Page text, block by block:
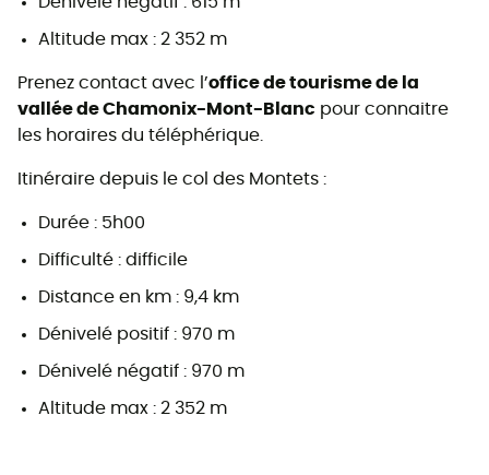
Altitude max : 2 352 m
Prenez contact avec l’office de tourisme de la
vallée de Chamonix-Mont-Blanc pour connaitre
les horaires du téléphérique.
Itinéraire depuis le col des Montets :
Durée : 5h00
Difficulté : difficile
Distance en km : 9,4 km
Dénivelé positif : 970 m
Dénivelé négatif : 970 m
Altitude max : 2 352 m